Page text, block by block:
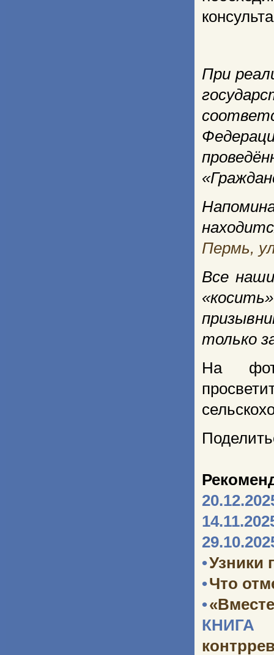
При
Пермь,
Все
только
На
•Узники
•Что
•
КНИГА